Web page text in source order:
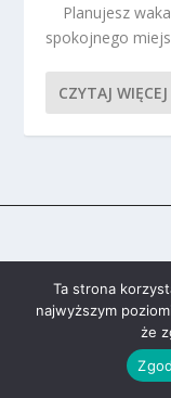
Planujesz
spokojnego
CZYTAJ WIĘCEJ
Ta strona
najwyższym
że